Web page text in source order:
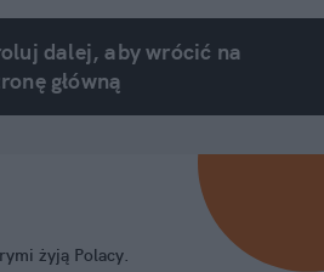
dalej, aby wrócić na
główną
żyją Polacy.